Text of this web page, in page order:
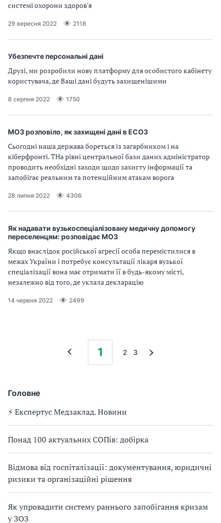
Головне
⚡️ Експертус Медзаклад. Новини
Понад 100 актуальних СОПів: добірка
Відмова від госпіталізації: документування, юридичні
ризики та організаційні рішення
Як упровадити систему раннього запобігання кризам
у ЗОЗ
системі охорони здоров'я
29 вересня 2022 2118
Убезпечте персональні дані
Друзі, ми розробили нову платформу для особистого кабінету
користувача, де Ваші дані будуть захищенішими
8 серпня 2022 1750
МОЗ розповіло, як захищені дані в ЕСОЗ
Сьогодні наша держава бореться із загарбником і на
кіберфронті. ТНа рівні центральної бази даних адміністратор
проводить необхідні заходи щодо захисту інформації та
запобігає реальним та потенційним атакам ворога
28 липня 2022 4306
Як надавати вузькоспеціалізовану медичну допомогу
переселенцям: розповідає МОЗ
Якщо внаслідок російської агресії особа перемістилися в
межах України і потребує консультації лікаря вузької
спеціалізації вона має отримати її в будь-якому місті,
незалежно від того, де уклала декларацію
14 червня 2022 2499
1 2 3